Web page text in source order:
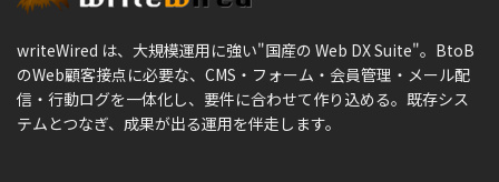
writeWired は、大規模運用に強い"国産の Web DX Suite"。BtoB
のWeb顧客接点に必要な、CMS・フォーム・会員管理・メール配
信・行動ログを一体化し、要件に合わせて作り込める。既存シス
テムとつなぎ、成果が出る運用を伴走します。